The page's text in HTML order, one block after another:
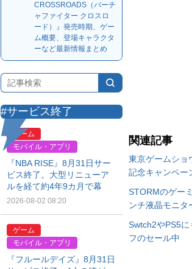
関連記事
東京ゲームショ
記念キャンペー
STORMのゲー
ンチ液晶モニタ
Swtch2やPS5
フのセール中
CROSSROADS（バーチ
ャファイター クロスロ
ード）』発売時期、ゲー
ム概要、登場キャラクタ
ーなど最新情報まとめ
#サービス終了
ゲーム
モバイル・アプリ
『NBA RISE』8月31日サー
ビス終了。大型リニューア
ルを経て約4年9カ月で幕
2026-08-02 08:20
ゲーム
モバイル・アプリ
『フルールデイズ』8月31日